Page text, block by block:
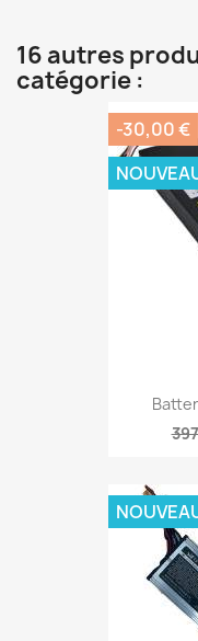
16 autres
catégorie :
-30,00 €